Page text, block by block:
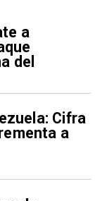
a
del
Cifra
a